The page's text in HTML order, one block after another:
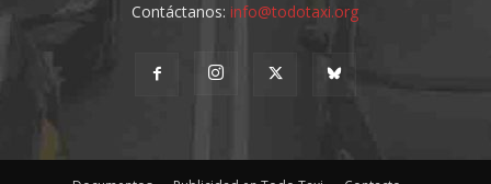
Contáctanos:info@todotaxi.org